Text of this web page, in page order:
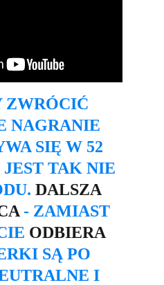
ZWRÓCIĆ
NAGRANIE
SIĘ W 52
TAK NIE
DALSZA
- ZAMIAST
ODBIERA
SĄ PO
I